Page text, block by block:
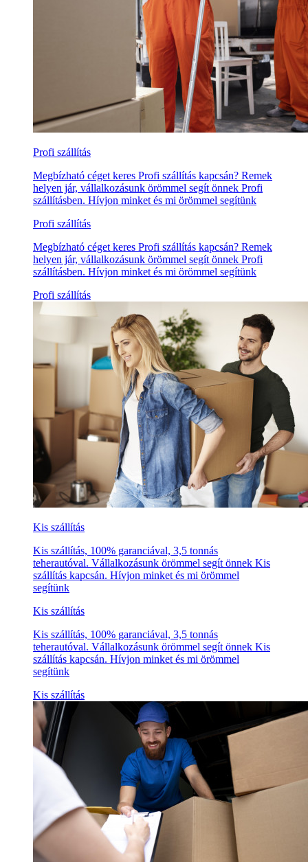
Profi szállítás
Megbízható céget keres Profi szállítás kapcsán? Remek
helyen jár, vállalkozásunk örömmel segít önnek Profi
szállításben. Hívjon minket és mi örömmel segítünk
Profi szállítás
Megbízható céget keres Profi szállítás kapcsán? Remek
helyen jár, vállalkozásunk örömmel segít önnek Profi
szállításben. Hívjon minket és mi örömmel segítünk
Profi szállítás
Kis szállítás
Kis szállítás, 100% garanciával, 3,5 tonnás
teherautóval. Vállalkozásunk örömmel segít önnek Kis
szállítás kapcsán. Hívjon minket és mi örömmel
segítünk
Kis szállítás
Kis szállítás, 100% garanciával, 3,5 tonnás
teherautóval. Vállalkozásunk örömmel segít önnek Kis
szállítás kapcsán. Hívjon minket és mi örömmel
segítünk
Kis szállítás